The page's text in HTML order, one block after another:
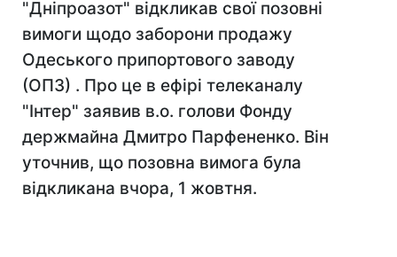
"Дніпроазот" відкликав свої позовні
вимоги щодо заборони продажу
Одеського припортового заводу
(ОПЗ) . Про це в ефірі телеканалу
"Інтер" заявив в.о. голови Фонду
держмайна Дмитро Парфененко. Він
уточнив, що позовна вимога була
відкликана вчора, 1 жовтня.